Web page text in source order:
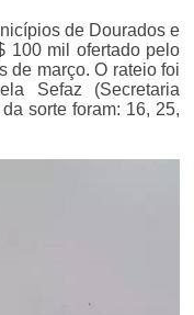
de Dourados e
100 mil ofertado pelo
de março. O rateio foi
Sefaz (Secretaria
sorte foram: 16, 25,